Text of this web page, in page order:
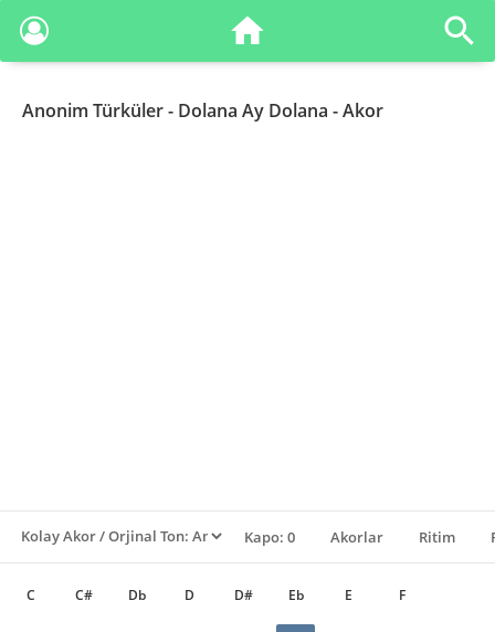
Anonim Türküler- Dolana Ay Dolana - Akor
Kapo: 0 Akorlar Ritim
C C# Db D D# Eb E F